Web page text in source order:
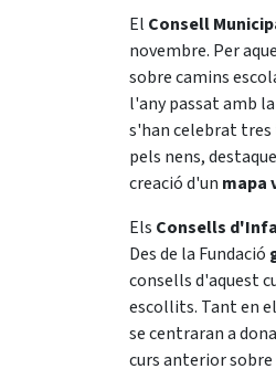
El Consell
novembre. Per
sobre camins
l'any passat amb
s'han celebrat tres
pels nens,
creació d'un mapa
Els Consells
Des de la Fundació
consells d'aquest
escollits. Tant en
se centraran a
curs anterior